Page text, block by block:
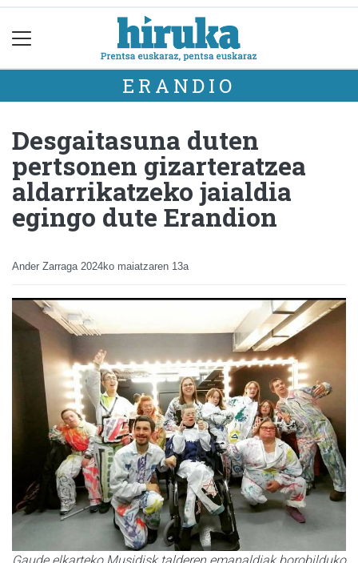
ERANDIO
Desgaitasuna duten
pertsonen gizarteratzea
aldarrikatzeko jaialdia
egingo dute Erandion
Ander Zarraga 2024ko maiatzaren 13a